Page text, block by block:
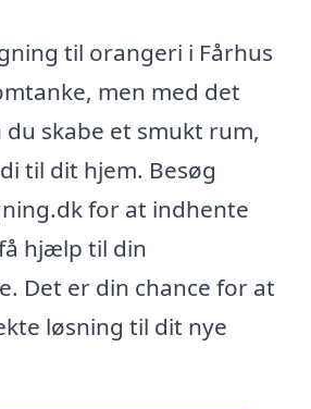
til orangeri i Fårhus
men med det
skabe et smukt rum,
til dit hjem. Besøg
for at indhente
hjælp til din
Det er din chance for at
løsning til dit nye